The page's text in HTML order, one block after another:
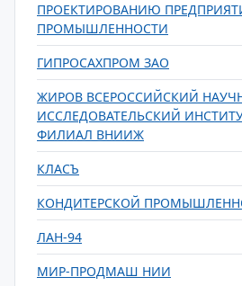
ПРОЕКТИРОВАНИЮ
ПРОМЫШЛЕННОСТИ
ГИПРОСАХПРОМ ЗАО
ЖИРОВ ВСЕРОССИЙСКИЙ
ИССЛЕДОВАТЕЛЬСКИЙ
ФИЛИАЛ ВНИИЖ
КЛАСЪ
КОНДИТЕРСКОЙ
ЛАН-94
МИР-ПРОДМАШ НИИ